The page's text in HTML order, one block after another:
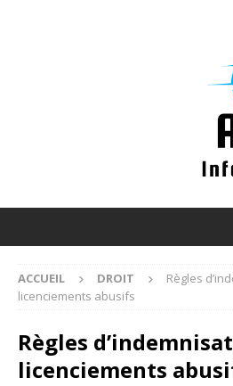
ACCUEIL DROIT
Règles
licenciements abusifs
Règles
licenciements